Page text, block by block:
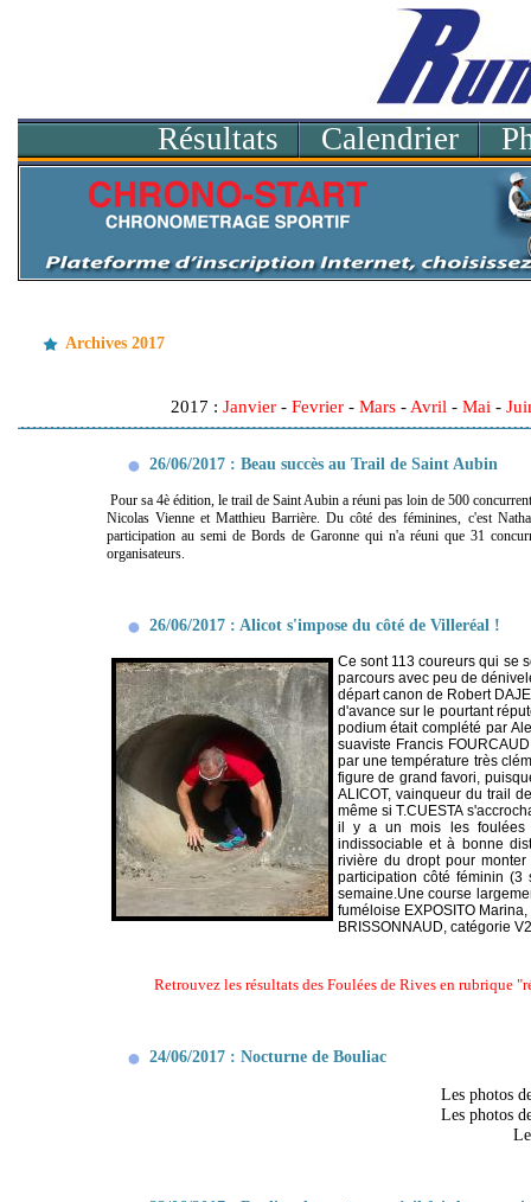
Résultats Calendrier
Archives 2017
2017 : Janvier- Fevrier- Mars- Avril - Mai -
26/06/2017 : Beau succès au Trail de Saint Aubin
Pour sa 4è édition, le trail de Saint Aubin a réuni pas loin de 500
Nicolas Vienne et Matthieu Barrière. Du côté des féminines, c'est
participation au semi de Bords de Garonne qui n'a réuni que 31
organisateurs.
26/06/2017 : Alicot s'impose du côté de Villeréal !
Ce sont 113 coureurs qui se
parcours avec peu de
départ canon de Robert
d'avance sur le pourtant
podium était complété par
suaviste Francis
par une température très
figure de grand favori,
ALICOT, vainqueur du trail
même si T.CUESTA
il y a un mois les foulées
indissociable et à bonne
rivière du dropt pour
participation côté féminin
semaine.Une course
fuméloise EXPOSITO
BRISSONNAUD, catégorie
Retrouvez les résultats des Foulées de Rives en rubrique
24/06/2017 : Nocturne de Bouliac
Les photos
Les photos